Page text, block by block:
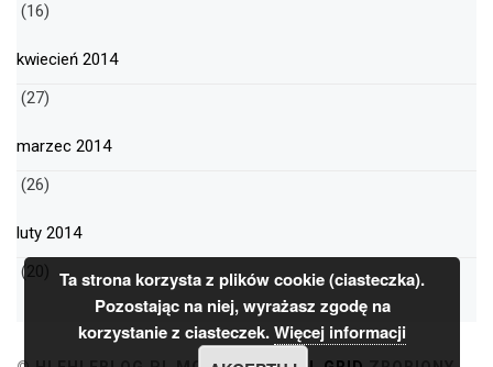
(16)
kwiecień 2014
(27)
marzec 2014
(26)
luty 2014
(20) Ta strona korzysta z plików cookie (ciasteczka).
Pozostając na niej, wyrażasz zgodę na
korzystanie z ciasteczek.Więcej informacji